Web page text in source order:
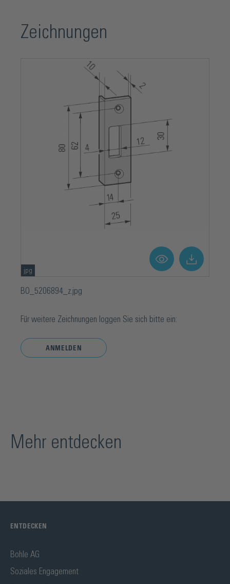
Zeichnungen
jpg
BO_5206894_z.jpg
Für weitere Zeichnungen loggen Sie sich bitte ein:
ANMELDEN
Mehr entdecken
ENTDECKEN
Bohle AG
Soziales Engagement